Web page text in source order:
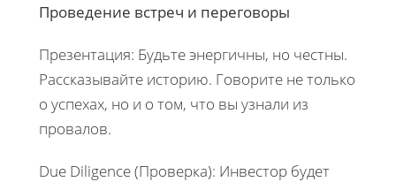
Проведение встреч и переговоры
Презентация: Будьте энергичны, но честны.
Рассказывайте историю. Говорите не только
о успехах, но и о том, что вы узнали из
провалов.
Due Diligence (Проверка): Инвестор будет